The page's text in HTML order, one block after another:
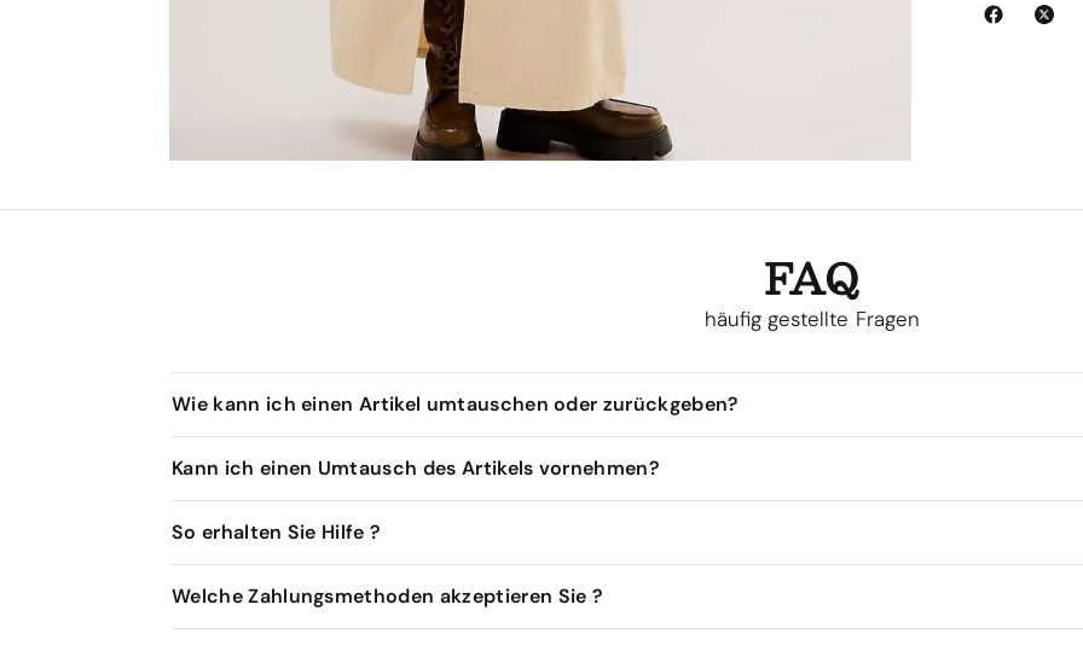
FAQ
häufig gestellte Fragen
Wie kann ich einen Artikel umtauschen oder zurückgeben?
Kann ich einen Umtausch des Artikels vornehmen?
So erhalten Sie Hilfe ?
Welche Zahlungsmethoden akzeptieren Sie ?